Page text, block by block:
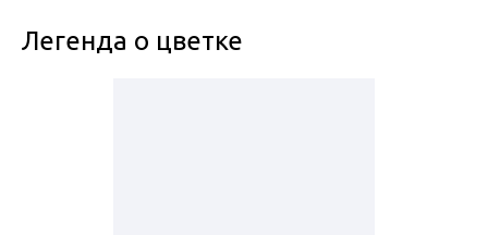
Легенда о цветке